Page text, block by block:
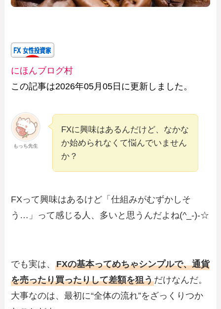
にほんブログ村
この記事は2026年05月05日に更新しました。
もっち先生
FXに興味はあるんだけど、なかな
か始められなくて悩んでいません
か？
FXって興味はあるけど「仕組みがむずかしそ
う…」って感じる人、多いと思うんだよね(^_-)-☆
でも実は、FXの基本ってめちゃシンプルで、通貨
を売ったり買ったりして差額を狙うだけなんだ。
大事なのは、最初に“全体の流れ”をざっくりつか